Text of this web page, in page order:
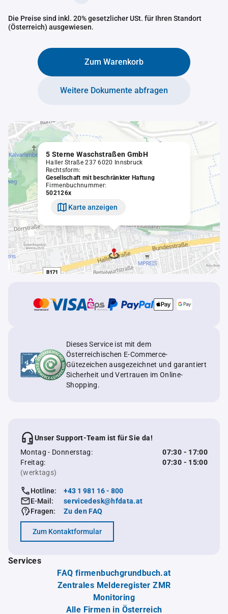
Die Preise sind inkl. 20% gesetzlicher USt. für Ihren Standort
(Österreich) ausgewiesen.
Zum Warenkorb
Weitere Dokumente abfragen
5 Sterne Waschstraßen GmbH
Haller Straße 237 6020 Innsbruck
Rechtsform:
Gesellschaft mit beschränkter Haftung
Firmenbuchnummer:
502126x
Karte anzeigen
Dieses Service ist mit dem
Österreichischen E-Commerce-
Gütezeichen ausgezeichnet und garantiert
Sicherheit und Vertrauen im Online-
Shopping.
Unser Support-Team ist für Sie da!
Montag - Donnerstag:
07:30 - 17:00
Freitag:
07:30 - 15:00
(werktags)
Hotline:
+43 1 981 16 - 800
E-Mail:
servicedesk@hfdata.at
Fragen:
Zu den FAQ
Zum Kontaktformular
Services
FAQ firmenbuchgrundbuch.at
Zentrales Melderegister ZMR
Monitoring
Alle Firmen in Österreich